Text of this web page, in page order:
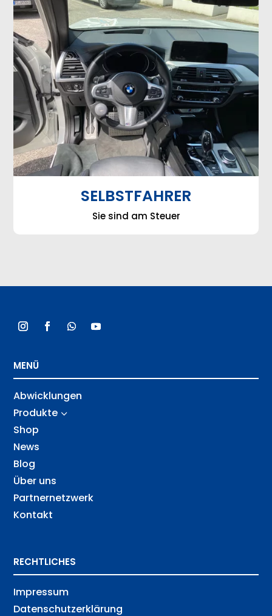
SELBSTFAHRER
Sie sind am Steuer
MENÜ
Abwicklungen
Produkte 3
Shop
News
Blog
Über uns
Partnernetzwerk
Kontakt
RECHTLICHES
Impressum
Datenschutz­erklärung